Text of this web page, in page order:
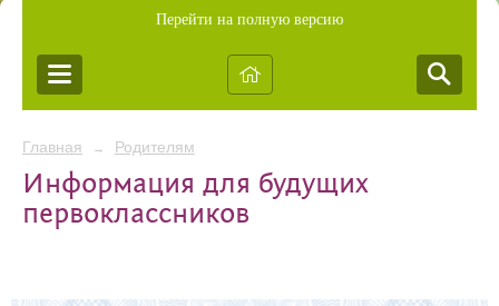
Перейти на полную версию
Главная → Родителям
Информация для будущих
первоклассников